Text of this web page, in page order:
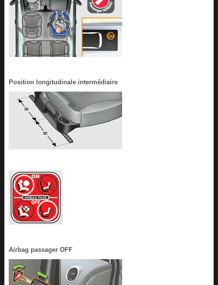
Position longitudinale intermédiaire
Airbag passager OFF